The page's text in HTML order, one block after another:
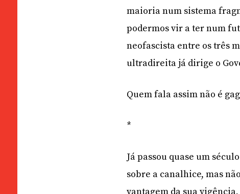
maioria num sistema
podermos vir a ter num
neofascista entre os três
ultradireita já dirige o
Quem fala assim não é
*
Já passou quase um
sobre a canalhice, mas